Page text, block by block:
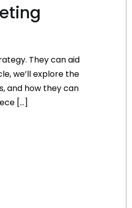
They can aid
we’ll explore the
and how they can
[…]